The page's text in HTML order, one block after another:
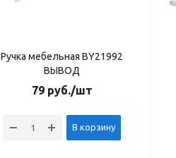
Ручка мебельная BY21992
ВЫВОД
79руб./шт
В корзину